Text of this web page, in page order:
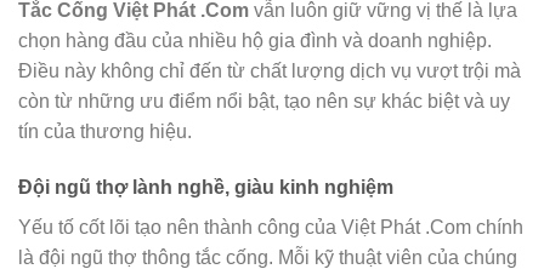
Tắc Cống Việt Phát .Com vẫn luôn giữ vững vị thế là lựa
chọn hàng đầu của nhiều hộ gia đình và doanh nghiệp.
Điều này không chỉ đến từ chất lượng dịch vụ vượt trội mà
còn từ những ưu điểm nổi bật, tạo nên sự khác biệt và uy
tín của thương hiệu.
Đội ngũ thợ lành nghề, giàu kinh nghiệm
Yếu tố cốt lõi tạo nên thành công của Việt Phát .Com chính
là đội ngũ thợ thông tắc cống. Mỗi kỹ thuật viên của chúng